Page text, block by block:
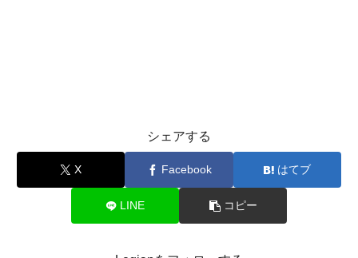
シェアする
X Facebook はてブ
LINE コピー